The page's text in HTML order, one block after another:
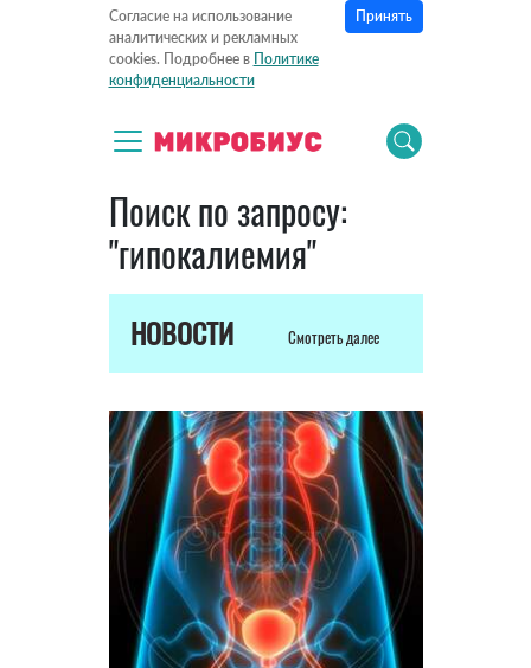
Согласие на использование
аналитических и рекламных
cookies. Подробнее в Политике
конфиденциальности
Принять
Поиск по запросу:
"гипокалиемия"
НОВОСТИ Смотреть далее